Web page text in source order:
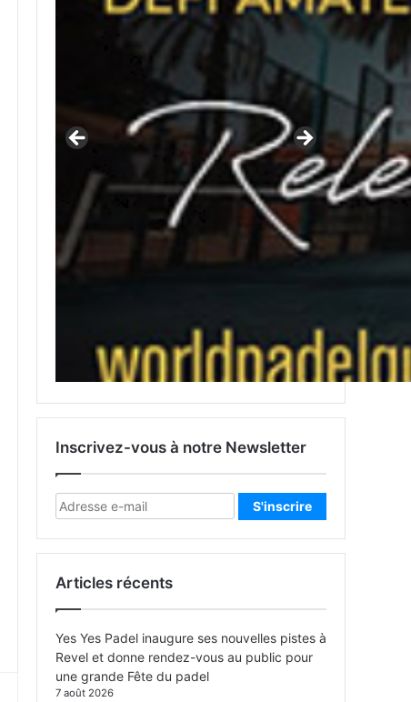
Inscrivez-vous à notre Newsletter
Articles récents
Yes Yes Padel inaugure ses nouvelles pistes à
Revel et donne rendez-vous au public pour
une grande Fête du padel
7 août 2026